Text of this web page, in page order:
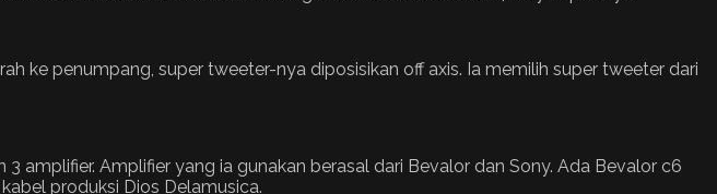
ke penumpang, super tweeter-nya diposisikan off axis. Ia memilih super tweeter dari
amplifier. Amplifier yang ia gunakan berasal dari Bevalor dan Sony. Ada Bevalor c6
produksi Dios Delamusica.